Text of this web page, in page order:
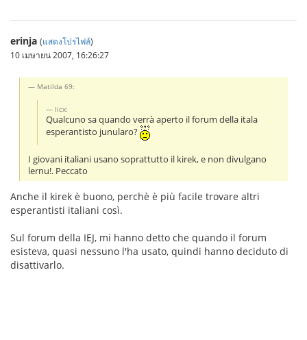
erinja (แสดงโปรไฟล์)
10 เมษายน 2007, 16:26:27
Matilda 69:
licx:
Qualcuno sa quando verrà aperto il forum della itala
esperantisto junularo?
I giovani italiani usano soprattutto il kirek, e non divulgano
lernu!. Peccato
Anche il kirek è buono, perchè è più facile trovare altri
esperantisti italiani così.
Sul forum della IEJ, mi hanno detto che quando il forum
esisteva, quasi nessuno l'ha usato, quindi hanno deciduto di
disattivarlo.